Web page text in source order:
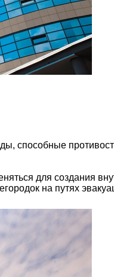
способные
для создания
на путях